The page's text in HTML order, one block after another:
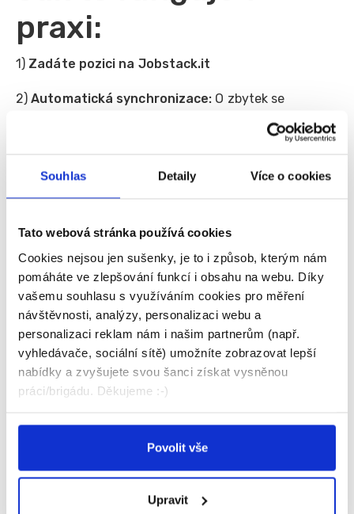
Souhlas Detaily Více o cookies
Tato webová stránka používá cookies
Cookies nejsou jen sušenky, je to i způsob, kterým nám
pomáháte ve zlepšování funkcí i obsahu na webu. Díky
vašemu souhlasu s využíváním cookies pro měření
návštěvnosti, analýzy, personalizaci webu a
personalizaci reklam nám i našim partnerům (např.
vyhledávače, sociální sítě) umožníte zobrazovat lepší
nabídky a zvyšujete svou šanci získat vysněnou
práci/brigádu. Děkujeme :-)
Povolit vše
Upravit
praxi:
1) Zadáte pozici na Jobstack.it
2)Automatická synchronizace: O zbytek se
obratem a zcela automaticky propíše i na Fajn
Přístup k unikátní databázi:
Vaše nabídka se
okamžitě zobrazí vysoce kvalifikované komunitě
průměrná měsíční návštěvnost je 25 000+ IT profíků!
Hlavní výhody pro
váš nábor:
Snadné získání nových kandidátů: Jobstack.it
disponuje obsáhlou databází IT specialistů. Nyní
tuto komunitu oslovíte napřímo a jednoduše, plus
skupiny vč. partnerských portálů.
Úspora času recruiterů: Nemusíte spravovat
Zadáte Váš inzerát na IT specialisty na jednom
místě a my ho doručíme za Vás mezi uchazeče.